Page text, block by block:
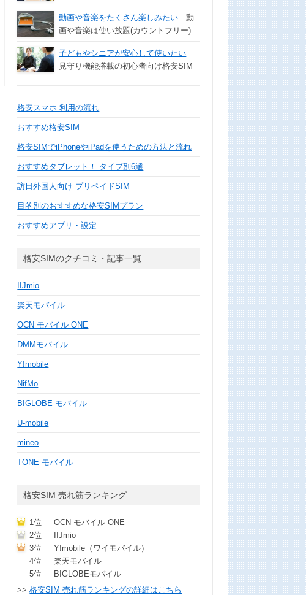
動画や音楽をたくさん楽しみたい 動
画や音楽は使い放題(カウントフリー)
子どもやシニアが安心して使いたい
見守り機能搭載の初心者向け格安SIM
格安スマホ 利用の流れ
おすすめ格安SIM
格安SIMでiPhoneやiPadを使うための方法と流れ
おすすめタブレット！ タイプ別6選
訪日外国人向け プリペイドSIM
目的別のおすすめな格安SIMプラン
おすすめアプリ・設定
格安SIMのクチコミ・記事一覧
IIJmio
楽天モバイル
OCN モバイル ONE
DMMモバイル
Y!mobile
NifMo
BIGLOBE モバイル
U-mobile
mineo
TONE モバイル
格安SIM 売れ筋ランキング
1位
OCN モバイル ONE
2位
IIJmio
3位
Y!mobile（ワイモバイル）
4位
楽天モバイル
5位
BIGLOBEモバイル
>>格安SIM 売れ筋ランキングの詳細はこちら